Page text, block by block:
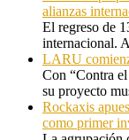
alianzas
El regreso de
internacional.
LARU
Con “Contra
su proyecto
Rockaxis
como primer